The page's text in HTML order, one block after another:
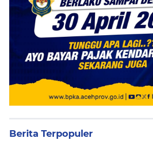
Berita Terpopuler